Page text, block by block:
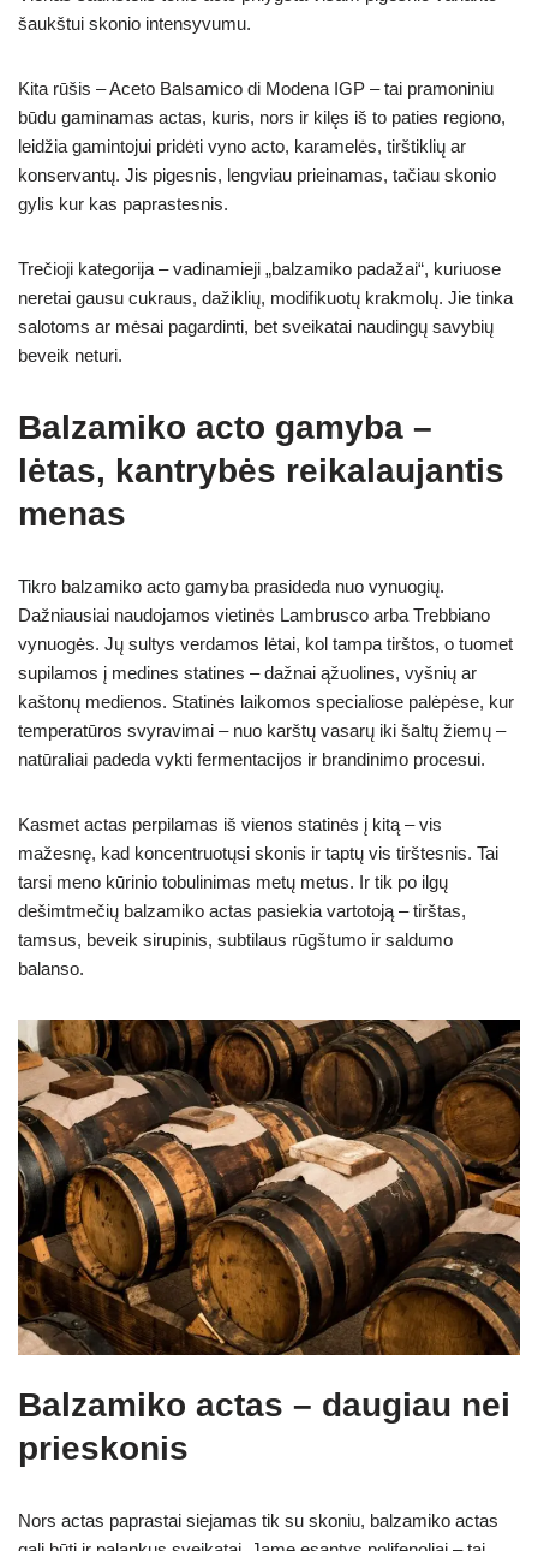
šaukštui skonio intensyvumu.
Kita rūšis – Aceto Balsamico di Modena IGP – tai pramoniniu
būdu gaminamas actas, kuris, nors ir kilęs iš to paties regiono,
leidžia gamintojui pridėti vyno acto, karamelės, tirštiklių ar
konservantų. Jis pigesnis, lengviau prieinamas, tačiau skonio
gylis kur kas paprastesnis.
Trečioji kategorija – vadinamieji „balzamiko padažai“, kuriuose
neretai gausu cukraus, dažiklių, modifikuotų krakmolų. Jie tinka
salotoms ar mėsai pagardinti, bet sveikatai naudingų savybių
beveik neturi.
Balzamiko acto gamyba –
lėtas, kantrybės reikalaujantis
menas
Tikro balzamiko acto gamyba prasideda nuo vynuogių.
Dažniausiai naudojamos vietinės Lambrusco arba Trebbiano
vynuogės. Jų sultys verdamos lėtai, kol tampa tirštos, o tuomet
supilamos į medines statines – dažnai ąžuolines, vyšnių ar
kaštonų medienos. Statinės laikomos specialiose palėpėse, kur
temperatūros svyravimai – nuo karštų vasarų iki šaltų žiemų –
natūraliai padeda vykti fermentacijos ir brandinimo procesui.
Kasmet actas perpilamas iš vienos statinės į kitą – vis
mažesnę, kad koncentruotųsi skonis ir taptų vis tirštesnis. Tai
tarsi meno kūrinio tobulinimas metų metus. Ir tik po ilgų
dešimtmečių balzamiko actas pasiekia vartotoją – tirštas,
tamsus, beveik sirupinis, subtilaus rūgštumo ir saldumo
balanso.
Balzamiko actas – daugiau nei
prieskonis
Nors actas paprastai siejamas tik su skoniu, balzamiko actas